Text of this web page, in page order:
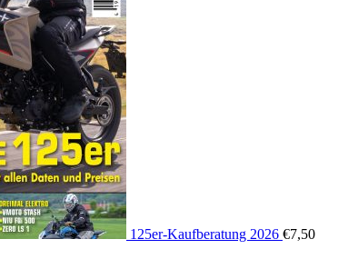
125er-Kaufberatung 2026 €7,50